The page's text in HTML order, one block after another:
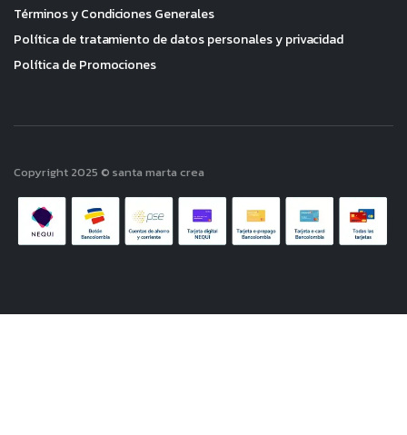
Términos y Condiciones Generales
Política de tratamiento de datos personales y privacidad
Política de Promociones
Copyright 2025 © santa marta crea